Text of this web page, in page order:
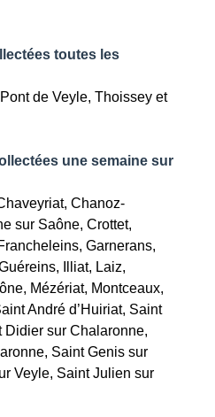
toutes les
de Veyle, Thoissey et
une semaine sur
Chanoz-
sur Saône, Crottet,
Garnerans,
Illiat, Laiz,
Mézériat, Montceaux,
André d’Huiriat, Saint
Didier sur Chalaronne,
Saint Genis sur
Veyle, Saint Julien sur